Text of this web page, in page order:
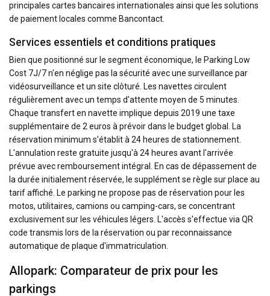
principales cartes bancaires internationales ainsi que les solutions
de paiement locales comme Bancontact.
Services essentiels et conditions pratiques
Bien que positionné sur le segment économique, le Parking Low
Cost 7J/7 n'en néglige pas la sécurité avec une surveillance par
vidéosurveillance et un site clôturé. Les navettes circulent
régulièrement avec un temps d'attente moyen de 5 minutes.
Chaque transfert en navette implique depuis 2019 une taxe
supplémentaire de 2 euros à prévoir dans le budget global. La
réservation minimum s'établit à 24 heures de stationnement.
L'annulation reste gratuite jusqu'à 24 heures avant l'arrivée
prévue avec remboursement intégral. En cas de dépassement de
la durée initialement réservée, le supplément se règle sur place au
tarif affiché. Le parking ne propose pas de réservation pour les
motos, utilitaires, camions ou camping-cars, se concentrant
exclusivement sur les véhicules légers. L'accès s'effectue via QR
code transmis lors de la réservation ou par reconnaissance
automatique de plaque d'immatriculation.
Allopark: Comparateur de prix pour les
parkings